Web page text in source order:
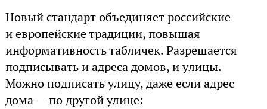
Новый стандарт объединяет российские
и европейские традиции, повышая
информативность табличек. Разрешается
подписывать и адреса домов, и улицы.
Можно подписать улицу, даже если адрес
дома — по другой улице: